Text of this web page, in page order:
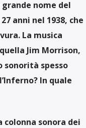
nome del
anni nel 1938, che
La musica
Jim Morrison,
sonorità spesso
In quale
sonora dei